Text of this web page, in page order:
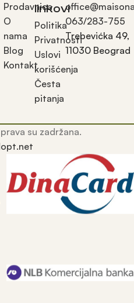
Prodavnica
O
nama
Blog
Kontakt
linkovi
Politika
Privatnosti
Uslovi
korišćenja
Česta
pitanja
063/283-755
Trebevićka 49,
11030 Beograd
su zadržana.